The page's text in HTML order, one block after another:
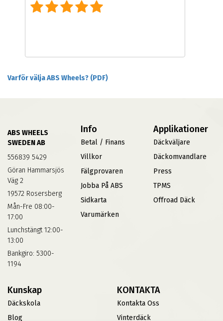
Varför välja ABS Wheels? (PDF)
ABS WHEELS
SWEDEN AB
556839 5429
Göran Hammarsjös
Väg 2
19572 Rosersberg
Mån-Fre 08:00-
17:00
Lunchstängt 12:00-
13:00
Bankgiro: 5300-
1194
Info
Betal / Finans
Villkor
Fälgprovaren
Jobba På ABS
Sidkarta
Varumärken
Applikationer
Däckväljare
Däckomvandlare
Press
TPMS
Offroad Däck
Kunskap
Däckskola
Blog
KONTAKTA
Kontakta Oss
Vinterdäck